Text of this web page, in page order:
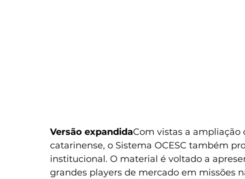
Versão expandidaCom vistas a
catarinense, o Sistema OCESC também
institucional. O material é voltado a
grandes players de mercado em missões